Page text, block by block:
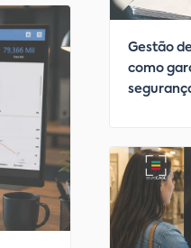
Gestão
como